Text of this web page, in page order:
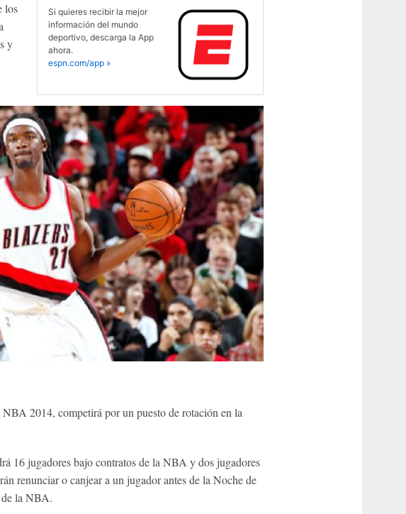
Si quieres recibir la mejor
información del mundo
deportivo, descarga la App
ahora.
espn.com/app »
los
y
2014, competirá por un puesto de rotación en la
16 jugadores bajo contratos de la NBA y dos jugadores
renunciar o canjear a un jugador antes de la Noche de
la NBA.